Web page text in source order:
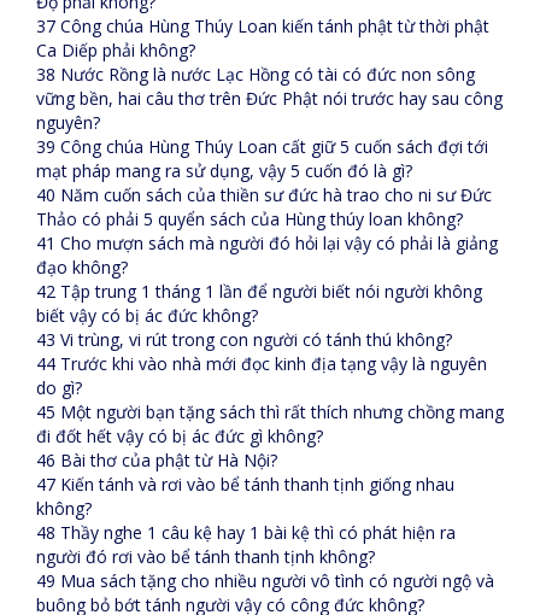
37 Công chúa Hùng Thúy Loan kiến tánh phật từ thời phật
Ca Diếp phải không?
38 Nước Rồng là nước Lạc Hồng có tài có đức non sông
vững bền, hai câu thơ trên Đức Phật nói trước hay sau công
nguyên?
39 Công chúa Hùng Thúy Loan cất giữ 5 cuốn sách đợi tới
mạt pháp mang ra sử dụng, vậy 5 cuốn đó là gì?
40 Năm cuốn sách của thiền sư đức hà trao cho ni sư Đức
Thảo có phải 5 quyển sách của Hùng thúy loan không?
41 Cho mượn sách mà người đó hỏi lại vậy có phải là giảng
đạo không?
42 Tập trung 1 tháng 1 lần để người biết nói người không
biết vậy có bị ác đức không?
43 Vi trùng, vi rút trong con người có tánh thú không?
44 Trước khi vào nhà mới đọc kinh địa tạng vậy là nguyên
do gì?
45 Một người bạn tặng sách thì rất thích nhưng chồng mang
đi đốt hết vậy có bị ác đức gì không?
46 Bài thơ của phật từ Hà Nội?
47 Kiến tánh và rơi vào bể tánh thanh tịnh giống nhau
không?
48 Thầy nghe 1 câu kệ hay 1 bài kệ thì có phát hiện ra
người đó rơi vào bể tánh thanh tịnh không?
49 Mua sách tặng cho nhiều người vô tình có người ngộ và
buông bỏ bớt tánh người vậy có công đức không?